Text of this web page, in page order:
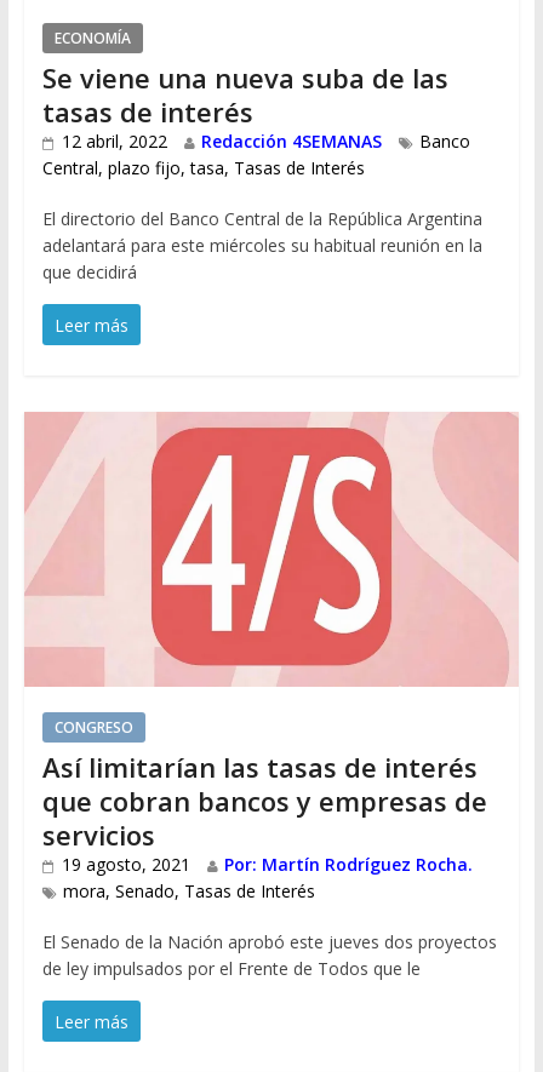
ECONOMÍA
Se viene una nueva suba de las
tasas de interés
12 abril, 2022 Redacción 4SEMANAS
Banco
Central, plazo fijo,tasa, Tasas de Interés
El directorio del Banco Central de la República Argentina
adelantará para este miércoles su habitual reunión en la
que decidirá
Leer más
CONGRESO
Así limitarían las tasas de interés
que cobran bancos y empresas de
servicios
19 agosto, 2021
Por: Martín Rodríguez Rocha.
mora, Senado, Tasas de Interés
El Senado de la Nación aprobó este jueves dos proyectos
de ley impulsados por el Frente de Todos que le
Leer más